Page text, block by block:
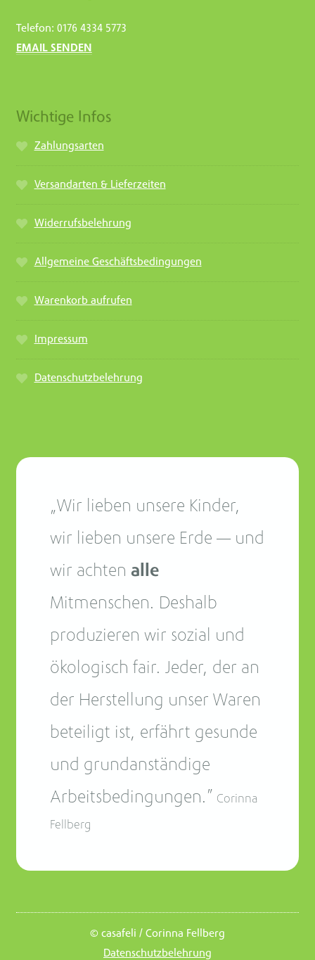
Telefon: 0176 4334 5773
EMAIL SENDEN
Wichtige Infos
Zahlungsarten
Versandarten & Lieferzeiten
Widerrufsbelehrung
Allgemeine Geschäftsbedingungen
Warenkorb aufrufen
Impressum
Datenschutzbelehrung
„Wir lieben unsere Kinder,
wir lieben unsere Erde — und
wir achten alle
Mitmenschen. Deshalb
produzieren wir sozial und
ökologisch fair. Jeder, der an
der Herstellung unser Waren
beteiligt ist, erfährt gesunde
und grundanständige
Arbeitsbedingungen.” Corinna
Fellberg
© casafeli / Corinna Fellberg
Datenschutzbelehrung